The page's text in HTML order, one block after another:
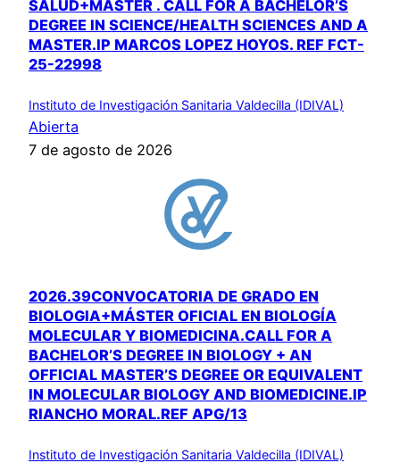
SALUD+MASTER . CALL FOR A BACHELOR’S
DEGREE IN SCIENCE/HEALTH SCIENCES AND A
MASTER.IP MARCOS LOPEZ HOYOS. REF FCT-
25-22998
Instituto de Investigación Sanitaria Valdecilla (IDIVAL)
Abierta
7 de agosto de 2026
2026.39CONVOCATORIA DE GRADO EN
BIOLOGIA+MÁSTER OFICIAL EN BIOLOGÍA
MOLECULAR Y BIOMEDICINA.CALL FOR A
BACHELOR’S DEGREE IN BIOLOGY + AN
OFFICIAL MASTER’S DEGREE OR EQUIVALENT
IN MOLECULAR BIOLOGY AND BIOMEDICINE.IP
RIANCHO MORAL.REF APG/13
Instituto de Investigación Sanitaria Valdecilla (IDIVAL)